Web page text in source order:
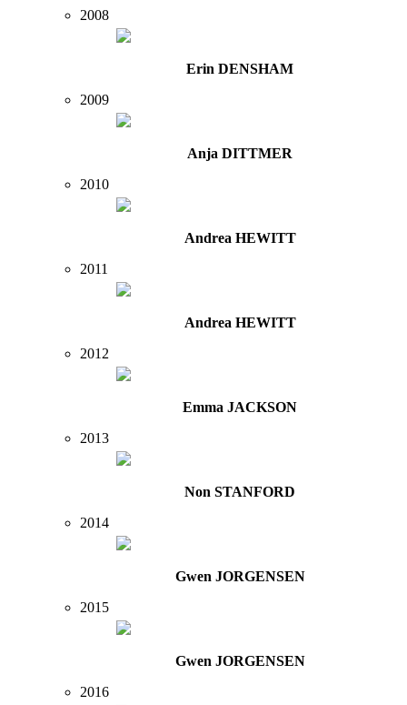
2008
Erin DENSHAM
2009
Anja DITTMER
2010
Andrea HEWITT
2011
Andrea HEWITT
2012
Emma JACKSON
2013
Non STANFORD
2014
Gwen JORGENSEN
2015
Gwen JORGENSEN
2016